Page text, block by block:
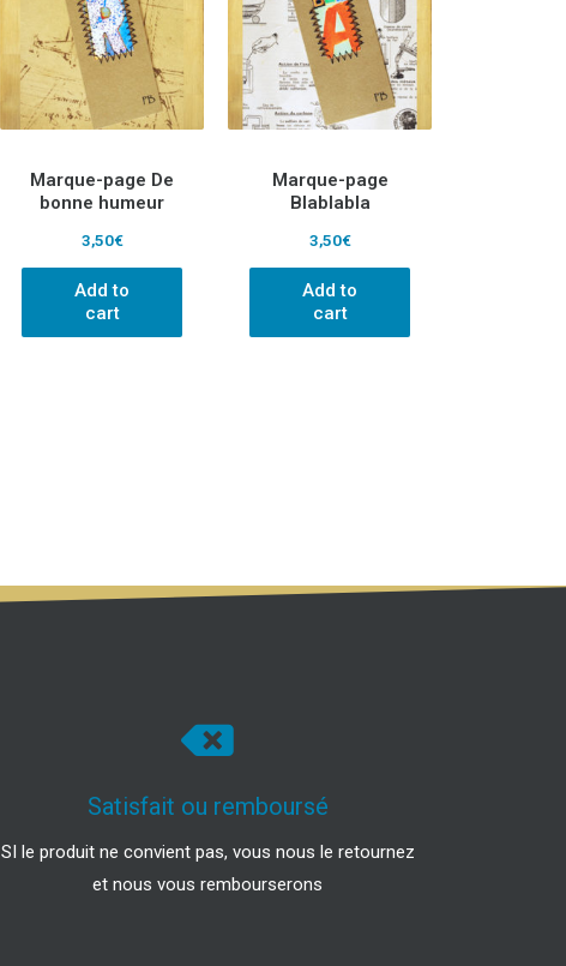
Marque-page De
bonne humeur
3,50€
Add to
cart
Marque-page
Blablabla
3,50€
Add to
cart
Satisfait ou remboursé
SI le produit ne convient pas, vous nous le retournez
et nous vous rembourserons